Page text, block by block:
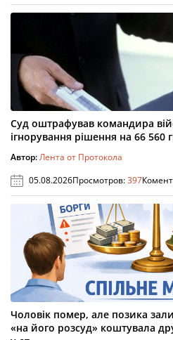
Суд оштрафував командира
ігнорування рішення на 66 560
Автор:Лента от Протокола
05.08.2026Просмотров:397
Чоловік помер, але позика
«на його розсуд» коштувала